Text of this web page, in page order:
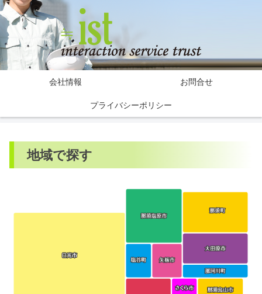
会社情報 お問合せ
プライバシーポリシー
地域で探す